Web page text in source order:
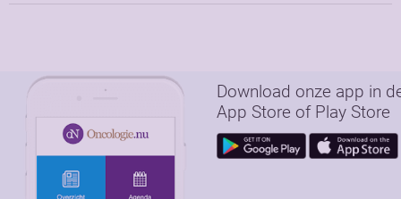
Download onze app in
App Store of Play Store